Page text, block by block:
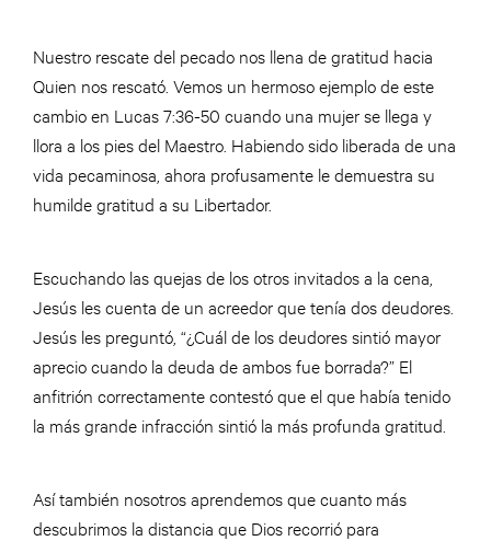
Nuestro rescate del pecado nos llena de gratitud hacia
Quien nos rescató. Vemos un hermoso ejemplo de este
cambio en Lucas 7:36-50 cuando una mujer se llega y
llora a los pies del Maestro. Habiendo sido liberada de una
vida pecaminosa, ahora profusamente le demuestra su
humilde gratitud a su Libertador.
Escuchando las quejas de los otros invitados a la cena,
Jesús les cuenta de un acreedor que tenía dos deudores.
Jesús les preguntó, “¿Cuál de los deudores sintió mayor
aprecio cuando la deuda de ambos fue borrada?” El
anfitrión correctamente contestó que el que había tenido
la más grande infracción sintió la más profunda gratitud.
Así también nosotros aprendemos que cuanto más
descubrimos la distancia que Dios recorrió para